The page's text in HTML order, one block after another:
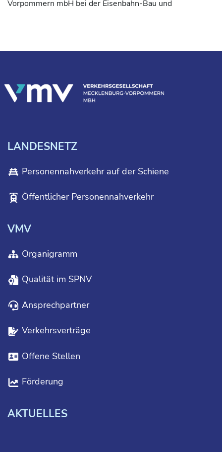
Vorpommern mbH bei der Eisenbahn-Bau und
LANDESNETZ
Personennahverkehr auf der Schiene
Öffentlicher Personennahverkehr
VMV
Organigramm
Qualität im SPNV
Ansprechpartner
Verkehrsverträge
Offene Stellen
Förderung
AKTUELLES